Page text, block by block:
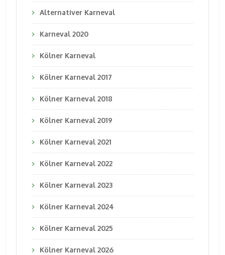
Alternativer Karneval
Karneval 2020
Kölner Karneval
Kölner Karneval 2017
Kölner Karneval 2018
Kölner Karneval 2019
Kölner Karneval 2021
Kölner Karneval 2022
Kölner Karneval 2023
Kölner Karneval 2024
Kölner Karneval 2025
Kölner Karneval 2026